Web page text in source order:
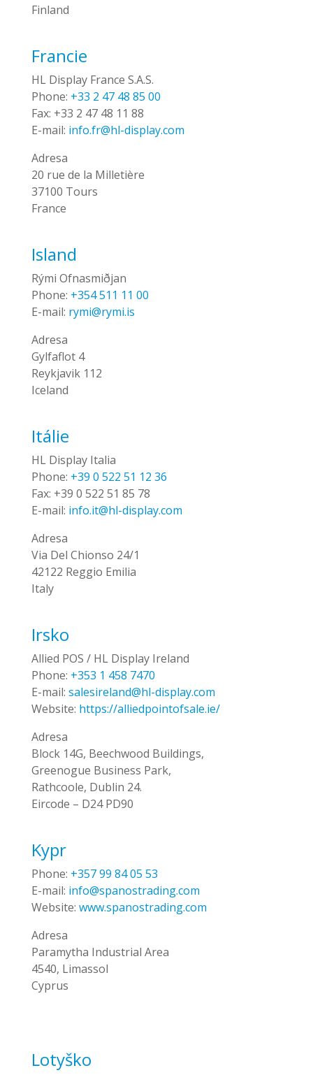
Finland
Francie
HL Display France S.A.S.
Phone: +33 2 47 48 85 00
Fax: +33 2 47 48 11 88
E-mail: info.fr@hl-display.com
Adresa
20 rue de la Milletière
37100 Tours
France
Island
Rými Ofnasmiðjan
Phone: +354 511 11 00
E-mail: rymi@rymi.is
Adresa
Gylfaflot 4
Reykjavik 112
Iceland
Itálie
HL Display Italia
Phone: +39 0 522 51 12 36
Fax: +39 0 522 51 85 78
E-mail: info.it@hl-display.com
Adresa
Via Del Chionso 24/1
42122 Reggio Emilia
Italy
Irsko
Allied POS / HL Display Ireland
Phone: +353 1 458 7470
E-mail: salesireland@hl-display.com
Website: https://alliedpointofsale.ie/
Adresa
Block 14G, Beechwood Buildings,
Greenogue Business Park,
Rathcoole, Dublin 24.
Eircode – D24 PD90
Kypr
Phone: +357 99 84 05 53
E-mail: info@spanostrading.com
Website: www.spanostrading.com
Adresa
Paramytha Industrial Area
4540, Limassol
Cyprus
Lotyško